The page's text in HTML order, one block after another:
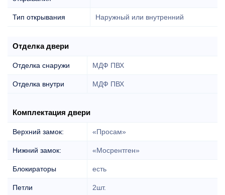
Тип открывания Наружный или внутренний
Отделка двери
Отделка снаружи МДФ ПВХ
Отделка внутри МДФ ПВХ
Комплектация двери
Верхний замок: «Просам»
Нижний замок: «Мосрентген»
Блокираторы есть
Петли 2шт.